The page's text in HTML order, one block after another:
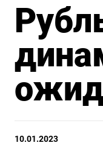
10.01.2023